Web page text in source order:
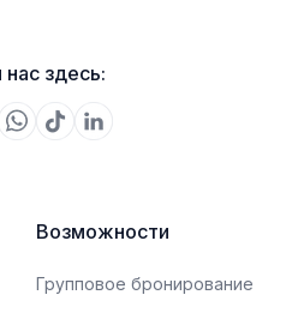
здесь:
Возможности
Групповое бронирование